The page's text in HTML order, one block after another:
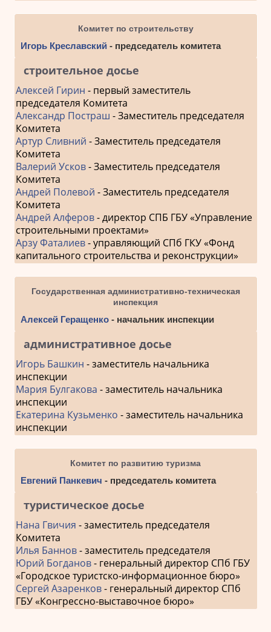
Комитет по строительству
Игорь Креславский - председатель комитета
строительное досье
Алексей Гирин - первый заместитель
председателя Комитета
Александр Постраш - Заместитель председателя
Комитета
Артур Сливний - Заместитель председателя
Комитета
Валерий Усков- Заместитель председателя
Комитета
Андрей Полевой - Заместитель председателя
Комитета
Андрей Алферов- директор СПБ ГБУ «Управление
строительными проектами»
Арзу Фаталиев- управляющий СПб ГКУ «Фонд
капитального строительства и реконструкции»
Государственная административно-техническая
инспекция
Алексей Геращенко- начальник инспекции
административное досье
Игорь Башкин - заместитель начальника
инспекции
Мария Булгакова - заместитель начальника
инспекции
Екатерина Кузьменко - заместитель начальника
инспекции
Комитет по развитию туризма
Евгений Панкевич - председатель комитета
туристическое досье
Нана Гвичия - заместитель председателя
Комитета
Илья Баннов- заместитель председателя
Юрий Богданов- генеральный директор СПб ГБУ
«Городское туристско-информационное бюро»
Сергей Азаренков- генеральный директор СПб
ГБУ «Конгрессно-выставочное бюро»